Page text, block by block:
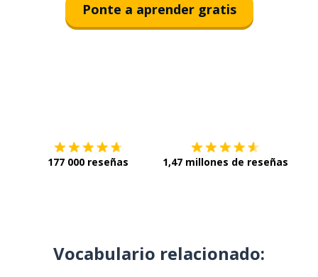
Ponte a aprender gratis
177 000 reseñas 1,47 millones de reseñas
Vocabulario relacionado: